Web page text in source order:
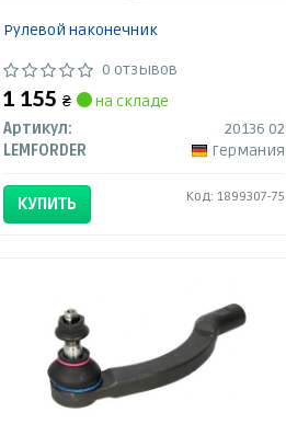
Рулевой наконечник
0 отзывов
1 155 ₴
на складе
Артикул:
20136 02
LEMFORDER
Германия
КУПИТЬ Код: 1899307-75